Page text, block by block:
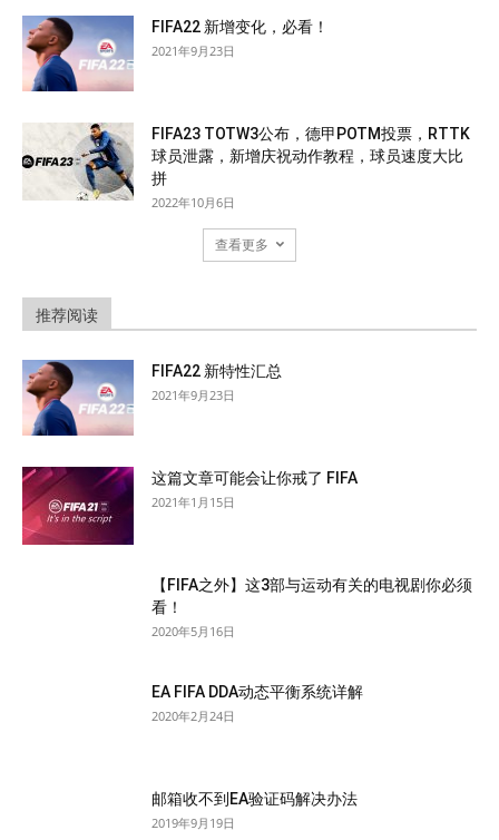
FIFA22 新增变化，必看！
2021年9月23日
FIFA23 TOTW3公布，德甲POTM投票，RTTK
球员泄露，新增庆祝动作教程，球员速度大比
拼
2022年10月6日
查看更多
推荐阅读
FIFA22 新特性汇总
2021年9月23日
这篇文章可能会让你戒了 FIFA
2021年1月15日
【FIFA之外】这3部与运动有关的电视剧你必须
看！
2020年5月16日
EA FIFA DDA动态平衡系统详解
2020年2月24日
邮箱收不到EA验证码解决办法
2019年9月19日